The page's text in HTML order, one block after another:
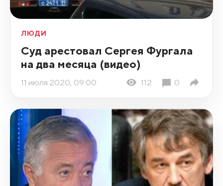
ЛЮДИ
Суд арестовал Сергея Фургала
на два месяца (видео)
11 июля 2020, 09:00 112 0